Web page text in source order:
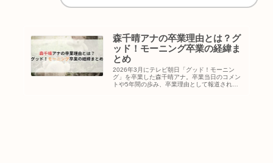
森千晴アナの卒業理由とは？グ
ッド！モーニング卒業の経緯ま
とめ
2026年3月にテレビ朝日「グッド！モーニン
グ」を卒業した森千晴アナ。卒業当日のコメン
トや5年間の歩み、卒業理由として報道されて